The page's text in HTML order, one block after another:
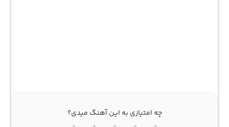
چه امتیازی به این آهنگ میدی؟